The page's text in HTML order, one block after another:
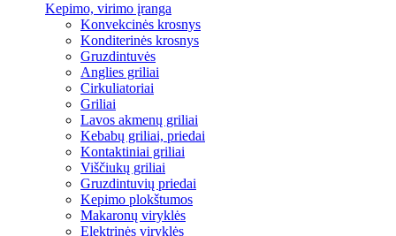
Kepimo, virimo įranga
Konvekcinės krosnys
Konditerinės krosnys
Gruzdintuvės
Anglies griliai
Cirkuliatoriai
Griliai
Lavos akmenų griliai
Kebabų griliai, priedai
Kontaktiniai griliai
Viščiukų griliai
Gruzdintuvių priedai
Kepimo plokštumos
Makaronų viryklės
Elektrinės viryklės